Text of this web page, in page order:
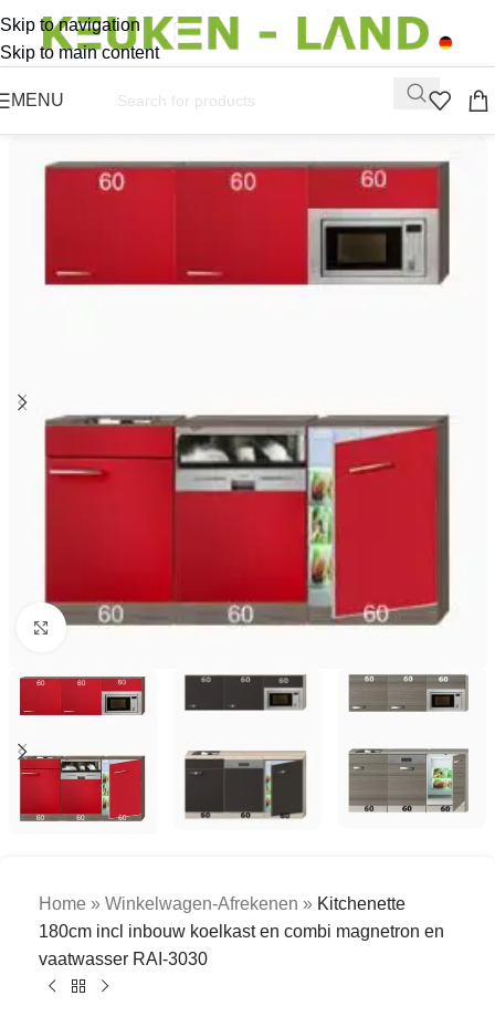
Skip to navigation
Skip to main content
MENU
Click to enlarge
Home » Winkelwagen-Afrekenen » Kitchenette
180cm incl inbouw koelkast en combi magnetron en
vaatwasser RAI-3030